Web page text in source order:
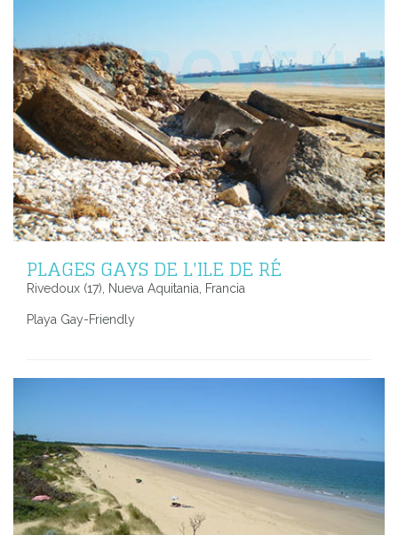
PLAGES GAYS DE L'ILE DE RÉ
Rivedoux (17), Nueva Aquitania, Francia
Playa Gay-Friendly